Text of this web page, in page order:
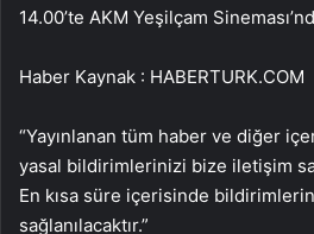
14.00’te AKM Yeşilçam
Haber Kaynak : HABERTURK.COM
“Yayınlanan tüm haber ve diğer
yasal bildirimlerinizi bize iletişim
En kısa süre içerisinde
sağlanılacaktır.”